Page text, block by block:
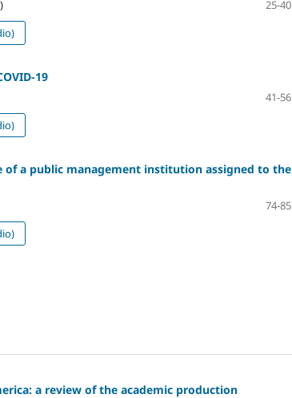
25-40
19
41-56
a public management institution assigned to the
74-85
a review of the academic production